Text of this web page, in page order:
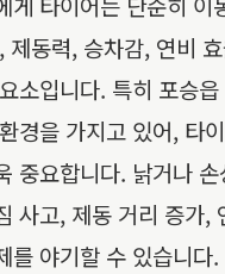
제동력, 승차감, 연비
소입니다. 특히 포승
경을 가지고 있어, 타
중요합니다. 낡거나
사고, 제동 거리 증가,
를 야기할 수 있습니다